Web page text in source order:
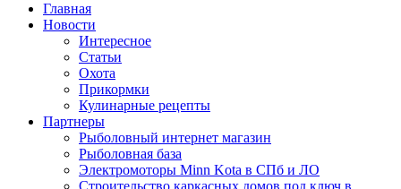
Главная
Новости
Интересное
Статьи
Охота
Прикормки
Кулинарные рецепты
Партнеры
Рыболовный интернет магазин
Рыболовная база
Электромоторы Minn Kota в СПб и ЛО
Строительство каркасных домов под ключ в